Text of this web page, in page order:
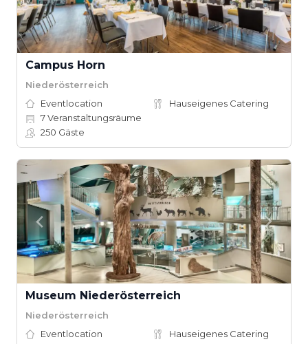
Campus Horn
Niederösterreich
Eventlocation
Hauseigenes Catering
7Veranstaltungsräume
250 Gäste
Museum Niederösterreich
Niederösterreich
Eventlocation
Hauseigenes Catering